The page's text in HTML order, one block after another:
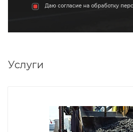
Даю согласие на обработку
Услуги